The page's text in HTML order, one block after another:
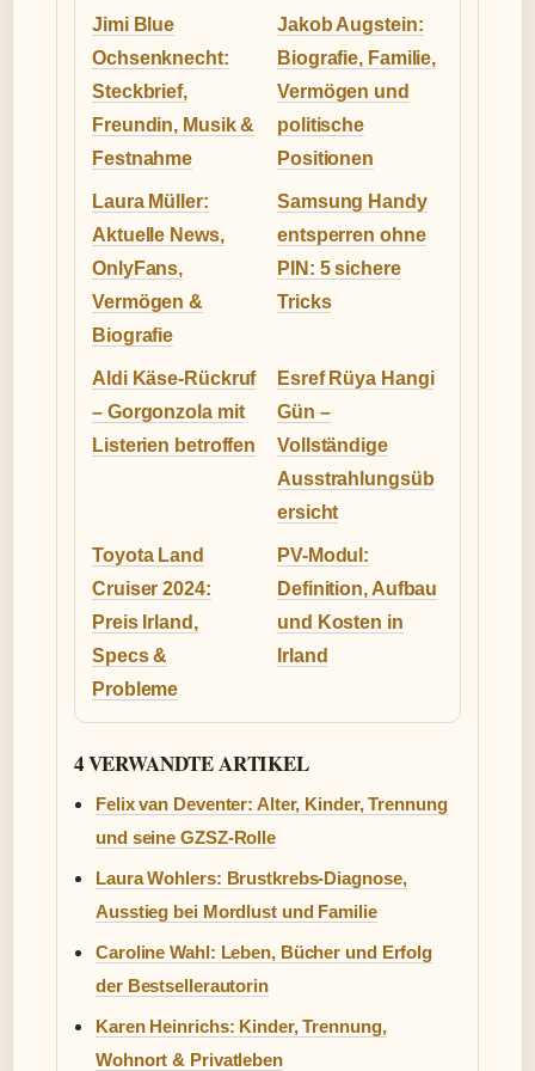
Jimi Blue
Ochsenknecht:
Steckbrief,
Freundin, Musik &
Festnahme
Jakob Augstein:
Biografie, Familie,
Vermögen und
politische
Positionen
Laura Müller:
Aktuelle News,
OnlyFans,
Vermögen &
Biografie
Samsung Handy
entsperren ohne
PIN: 5 sichere
Tricks
Aldi Käse-Rückruf
– Gorgonzola mit
Listerien betroffen
Esref Rüya Hangi
Gün –
Vollständige
Ausstrahlungsüb
ersicht
Toyota Land
Cruiser 2024:
Preis Irland,
Specs &
Probleme
PV-Modul:
Definition, Aufbau
und Kosten in
Irland
4 VERWANDTE ARTIKEL
Felix van Deventer: Alter, Kinder, Trennung
und seine GZSZ-Rolle
Laura Wohlers: Brustkrebs-Diagnose,
Ausstieg bei Mordlust und Familie
Caroline Wahl: Leben, Bücher und Erfolg
der Bestsellerautorin
Karen Heinrichs: Kinder, Trennung,
Wohnort & Privatleben